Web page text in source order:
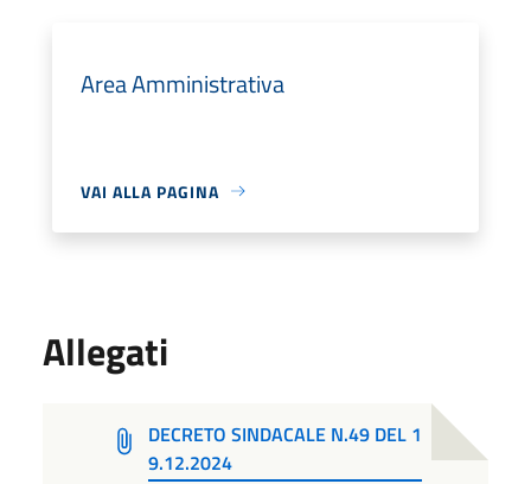
Area Amministrativa
VAI ALLA PAGINA
Allegati
DECRETO SINDACALE N.49 DEL 1
9.12.2024